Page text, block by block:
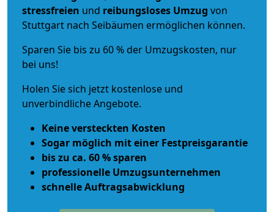
stressfreien und reibungsloses Umzug von
Stuttgart nach Seibäumen ermöglichen können.
Sparen Sie bis zu 60 % der Umzugskosten, nur
bei uns!
Holen Sie sich jetzt kostenlose und
unverbindliche Angebote.
Keine versteckten Kosten
Sogar möglich mit einer Festpreisgarantie
bis zu ca. 60 % sparen
professionelle Umzugsunternehmen
schnelle Auftragsabwicklung